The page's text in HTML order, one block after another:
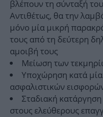
βλέπουν τη σύνταξή
Αντιθέτως, θα την
μόνο μία μικρή
τους από τη δεύτερη
αμοιβή τους
Μείωση των
Υποχώρηση κατά
ασφαλιστικών
Σταδιακή
στους ελεύθερους